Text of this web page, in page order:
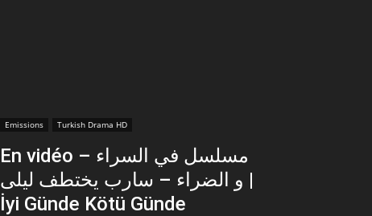
Emissions Turkish Drama HD
En vidéo – مسلسل في السراء
و الضراء – سارب يختطف ليلى |
İyi Günde Kötü Günde